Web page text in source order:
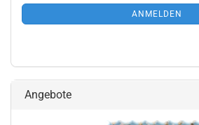
ANMELDUNG
ANMELDEN
Angebote